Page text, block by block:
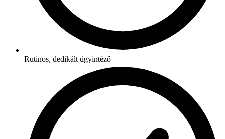
Rutinos, dedikált ügyintéző